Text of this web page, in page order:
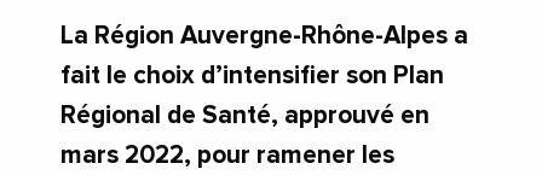
La Région Auvergne-Rhône-Alpes a
fait le choix d’intensifier son Plan
Régional de Santé, approuvé en
mars 2022, pour ramener les